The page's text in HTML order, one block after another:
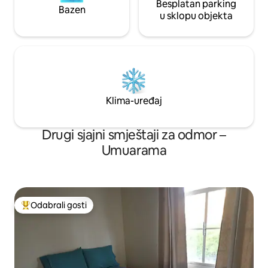
Bazen
Besplatan parking
u sklopu objekta
Klima-uređaj
Drugi sjajni smještaji za odmor –
Umuarama
Među najviše rangiranima s oznakom „Odabrali gosti”
Odabrali gosti